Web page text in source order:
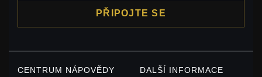
PŘIPOJTE SE
CENTRUM NÁPOVĚDY DALŠÍ INFORMACE